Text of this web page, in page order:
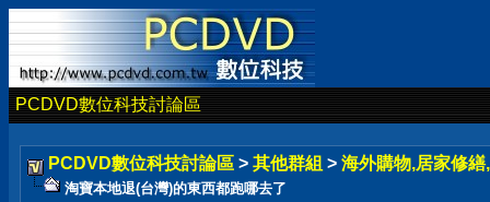
PCDVD數位科技討論區
PCDVD數位科技討論區 > 其他群組 > 海外購物,居家修
淘寶本地退(台灣)的東西都跑哪去了